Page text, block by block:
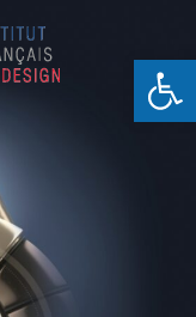
Ouvrir la barre d’outils